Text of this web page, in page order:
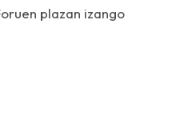
plazan izango